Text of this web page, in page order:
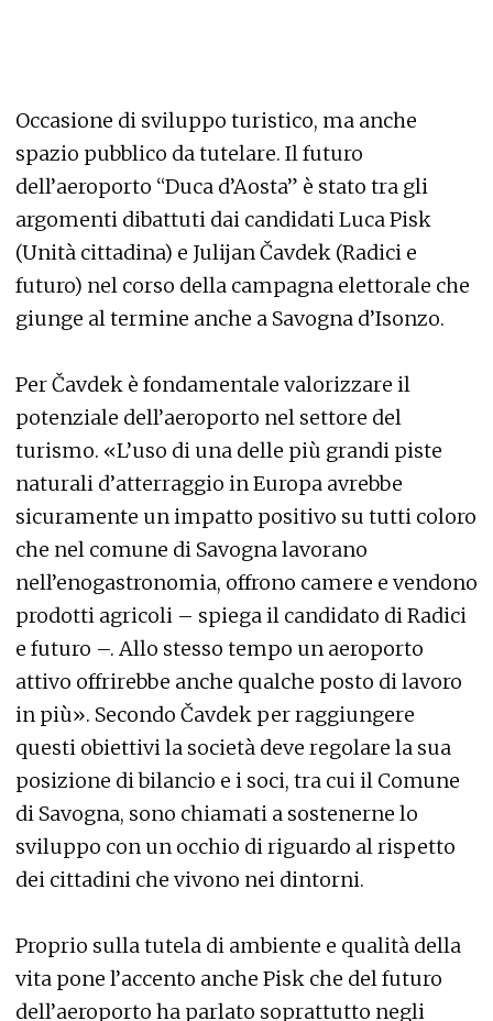
Occasione di sviluppo turistico, ma anche
spazio pubblico da tutelare. Il futuro
dell’aeroporto “Duca d’Aosta” è stato tra gli
argomenti dibattuti dai candidati Luca Pisk
(Unità cittadina) e Julijan Čavdek (Radici e
futuro) nel corso della campagna elettorale che
giunge al termine anche a Savogna d’Isonzo.
Per Čavdek è fondamentale valorizzare il
potenziale dell’aeroporto nel settore del
turismo. «L’uso di una delle più grandi piste
naturali d’atterraggio in Europa avrebbe
sicuramente un impatto positivo su tutti coloro
che nel comune di Savogna lavorano
nell’enogastronomia, offrono camere e vendono
prodotti agricoli – spiega il candidato di Radici
e futuro –. Allo stesso tempo un aeroporto
attivo offrirebbe anche qualche posto di lavoro
in più». Secondo Čavdek per raggiungere
questi obiettivi la società deve regolare la sua
posizione di bilancio e i soci, tra cui il Comune
di Savogna, sono chiamati a sostenerne lo
sviluppo con un occhio di riguardo al rispetto
dei cittadini che vivono nei dintorni.
Proprio sulla tutela di ambiente e qualità della
vita pone l’accento anche Pisk che del futuro
dell’aeroporto ha parlato soprattutto negli